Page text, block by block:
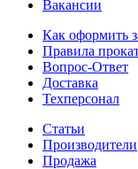
Вакансии
Как оформить
Правила
Вопрос-Ответ
Доставка
Техперсонал
Статьи
Производители
Продажа